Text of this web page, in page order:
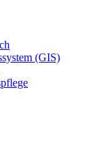
(GIS)